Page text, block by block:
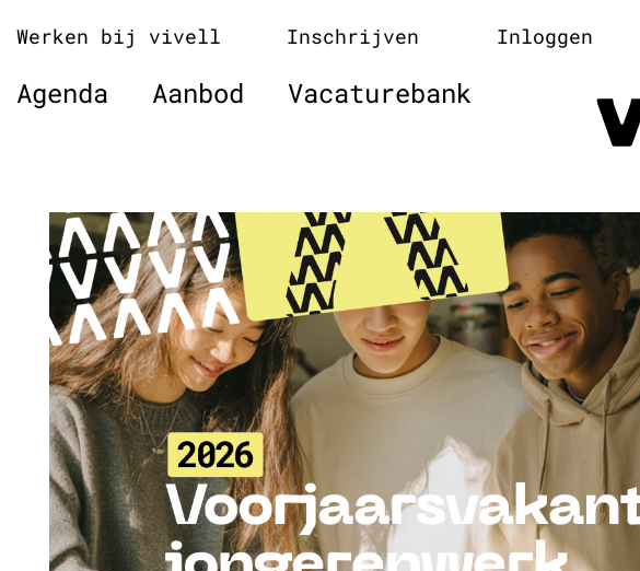
de
springen
Werken bij vivell Inschrijven Inloggen
Agenda Aanbod Vacaturebank